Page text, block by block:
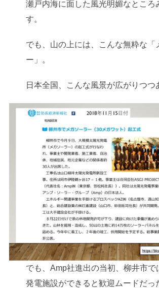
瀬戸内海に面した風光明媚なところ
す。
でも、山の上には、こんな無粋な「
ー」。
日本全国、こんな風景が広がりつつ
でも、Amp社進出の当初、柳井市で
発電施設ができると歓迎ムードだっ